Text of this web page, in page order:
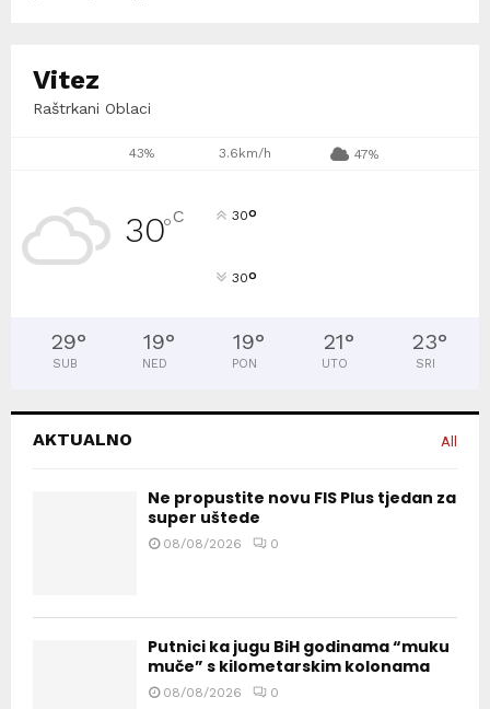
Vitez
Raštrkani Oblaci
43% 3.6km/h 47%
30°C 30°
30°
29°
SUB
19°
NED
19°
PON
21°
UTO
23°
SRI
AKTUALNO All
Ne propustite novu FIS Plus tjedan za
super uštede
08/08/2026 0
Putnici ka jugu BiH godinama “muku
muče” s kilometarskim kolonama
08/08/2026 0